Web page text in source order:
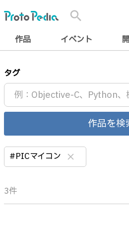
search
作品 イベント
タグ
作品を検
#PICマイコン clear
3件